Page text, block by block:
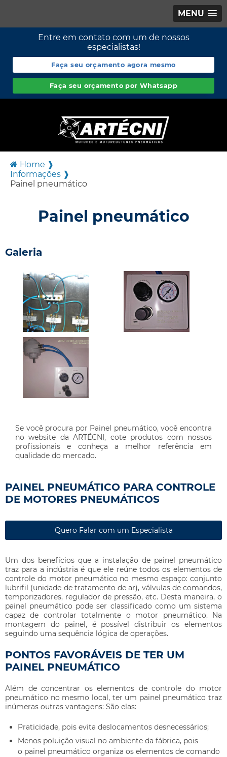
MENU
Entre em contato com um de nossos
especialistas!
Faça seu orçamento agora mesmo
Faça seu orçamento por Whatsapp
Home ❱
Informações ❱
Painel pneumático
Painel pneumático
Galeria
Se você procura por Painel pneumático, você encontra
no website da ARTÉCNI, cote produtos com nossos
profissionais e conheça a melhor referência em
qualidade do mercado.
PAINEL PNEUMÁTICO PARA CONTROLE
DE MOTORES PNEUMÁTICOS
Quero Falar com um Especialista
Um dos benefícios que a instalação de painel pneumático
traz para a indústria é que ele reúne todos os elementos de
controle do motor pneumático no mesmo espaço: conjunto
lubrifil (unidade de tratamento de ar), válvulas de comandos,
temporizadores, regulador de pressão, etc. Desta maneira, o
painel pneumático pode ser classificado como um sistema
capaz de controlar totalmente o motor pneumático. Na
montagem do painel, é possível distribuir os elementos
seguindo uma sequência lógica de operações.
PONTOS FAVORÁVEIS DE TER UM
PAINEL PNEUMÁTICO
Além de concentrar os elementos de controle do motor
pneumático no mesmo local, ter um painel pneumático traz
inúmeras outras vantagens: São elas:
Praticidade, pois evita deslocamentos desnecessários;
Menos poluição visual no ambiente da fábrica, pois
o painel pneumático organiza os elementos de comando